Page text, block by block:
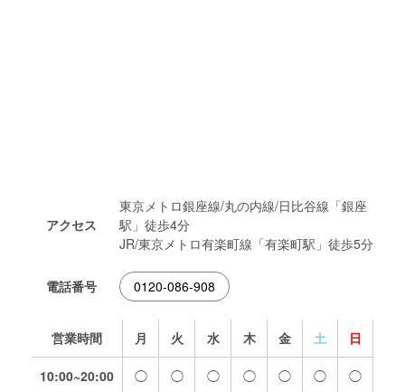
アクセス
東京メトロ銀座線/丸の内線/日比谷線「銀座
駅」徒歩4分
JR/東京メトロ有楽町線「有楽町駅」徒歩5分
電話番号 0120-086-908
営業時間 月 火 水 木 金 土 日
10:00~20:00 ◯ ◯ ◯ ◯ ◯ ◯ ◯